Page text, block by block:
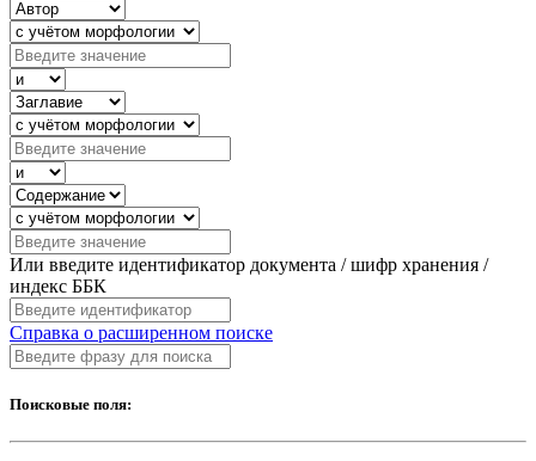
Или введите идентификатор документа / шифр хранения /
индекс ББК
Справка о расширенном поиске
Поисковые поля: